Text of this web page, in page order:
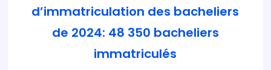
d’immatriculation des bacheliers
de 2024: 48 350 bacheliers
immatriculés